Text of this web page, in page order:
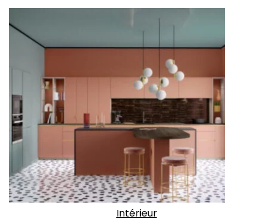
Intérieur